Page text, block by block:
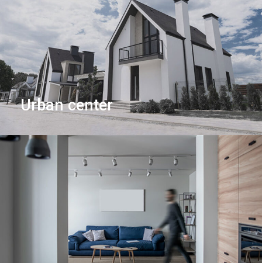
Urban center